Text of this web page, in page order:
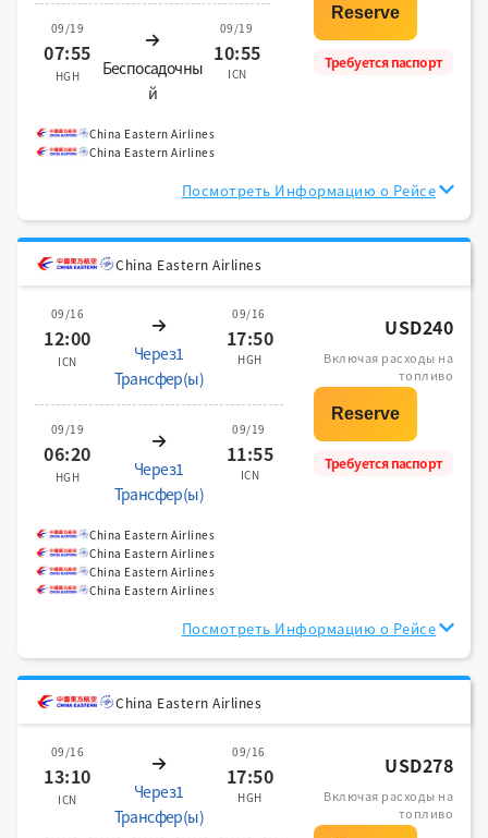
09/19
07:55
HGH
Беспосадочны
й
09/19
10:55
ICN
Требуется паспорт
China Eastern Airlines
China Eastern Airlines
Посмотреть Информацию о Рейсе
China Eastern Airlines
09/16
12:00
ICN
Через1
Трансфер(ы)
09/16
17:50
HGH
09/19
06:20
HGH
Через1
Трансфер(ы)
09/19
11:55
ICN
USD240
Включая расходы на
топливо
Требуется паспорт
China Eastern Airlines
China Eastern Airlines
China Eastern Airlines
China Eastern Airlines
Посмотреть Информацию о Рейсе
China Eastern Airlines
09/16
13:10
ICN
Через1
Трансфер(ы)
09/16
17:50
HGH
USD278
Включая расходы на
топливо